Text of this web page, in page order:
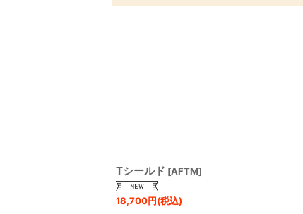
Tシールド [AFTM]
18,700円(税込)